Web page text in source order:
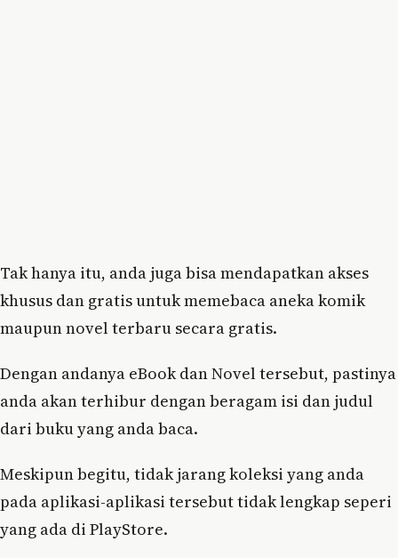
Tak hanya itu, anda juga bisa mendapatkan akses
khusus dan gratis untuk memebaca aneka komik
maupun novel terbaru secara gratis.
Dengan andanya eBook dan Novel tersebut, pastinya
anda akan terhibur dengan beragam isi dan judul
dari buku yang anda baca.
Meskipun begitu, tidak jarang koleksi yang anda
pada aplikasi-aplikasi tersebut tidak lengkap seperi
yang ada di PlayStore.